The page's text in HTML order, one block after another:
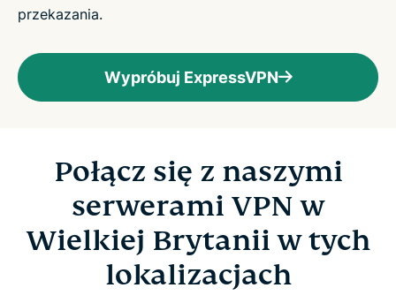
przekazania.
Wypróbuj ExpressVPN
Połącz się z naszymi
serwerami VPN w
Wielkiej Brytanii w tych
lokalizacjach